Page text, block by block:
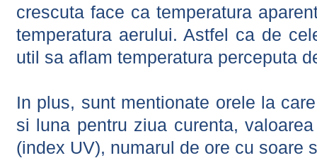
crescuta face ca temperatura
temperatura aerului. Astfel ca de
util sa aflam temperatura perceputa
In plus, sunt mentionate orele la
si luna pentru ziua curenta,
(index UV), numarul de ore cu soare